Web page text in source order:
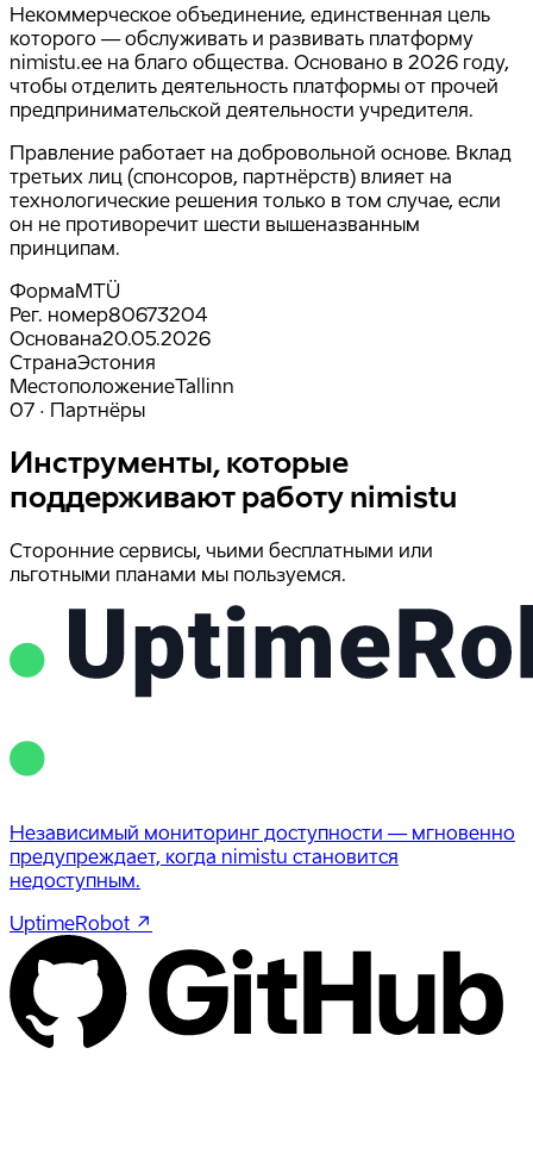
Некоммерческое объединение, единственная цель
которого — обслуживать и развивать платформу
nimistu.ee на благо общества. Основано в 2026 году,
чтобы отделить деятельность платформы от прочей
предпринимательской деятельности учредителя.
Правление работает на добровольной основе. Вклад
третьих лиц (спонсоров, партнёрств) влияет на
технологические решения только в том случае, если
он не противоречит шести вышеназванным
принципам.
ФормаMTÜ
Рег. номер80673204
Основана20.05.2026
СтранаЭстония
МестоположениеTallinn
07 · Партнёры
Инструменты, которые
поддерживают работу nimistu
Сторонние сервисы, чьими бесплатными или
льготными планами мы пользуемся.
Независимый мониторинг доступности — мгновенно
предупреждает, когда nimistu становится
недоступным.
UptimeRobot ↗